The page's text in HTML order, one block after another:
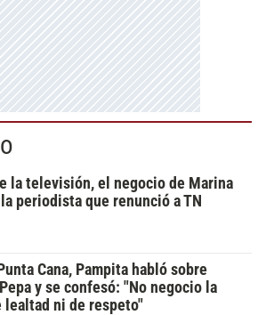
la televisión, el negocio de Marina
periodista que renunció a TN
Cana, Pampita habló sobre
y se confesó: "No negocio la
lealtad ni de respeto"